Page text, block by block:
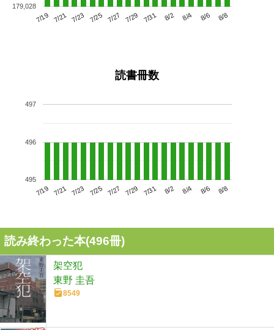
7/19 7/21 7/23 7/25 7/27 7/29 7/31 8/2 8/4 8/6 8/8
179,028
読書冊数
7/19 7/21 7/23 7/25 7/27 7/29 7/31 8/2 8/4 8/6 8/8
495
496
497
読み終わった本(496冊)
架空犯
東野 圭吾
8549